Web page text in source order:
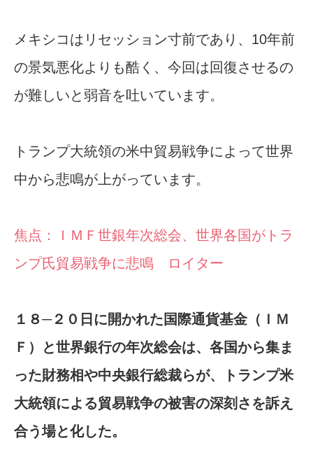
メキシコはリセッション寸前であり、10年前
の景気悪化よりも酷く、今回は回復させるの
が難しいと弱音を吐いています。
トランプ大統領の米中貿易戦争によって世界
中から悲鳴が上がっています。
焦点：ＩＭＦ世銀年次総会、世界各国がトラ
ンプ氏貿易戦争に悲鳴 ロイター
１８─２０日に開かれた国際通貨基金（ＩＭ
Ｆ）と世界銀行の年次総会は、各国から集ま
った財務相や中央銀行総裁らが、トランプ米
大統領による貿易戦争の被害の深刻さを訴え
合う場と化した。